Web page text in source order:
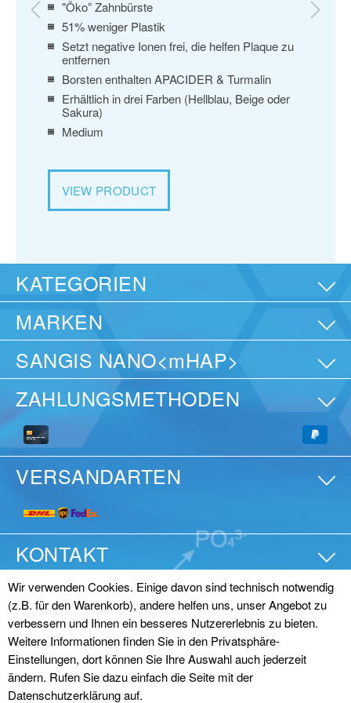
"Öko” Zahnbürste
51% weniger Plastik
Setzt negative Ionen frei, die helfen Plaque zu
entfernen
Borsten enthalten APACIDER & Turmalin
Erhältlich in drei Farben (Hellblau, Beige oder
Sakura)
Medium
VIEW PRODUCT
KATEGORIEN
MARKEN
SANGIS NANO<mHAP>
ZAHLUNGSMETHODEN
VERSANDARTEN
KONTAKT
© SANGI Europe GmbH
Impressum|Datenschutz|AGB (Online)|AGB
(Großhandel)| Vertrag widerrufen
Wir verwenden Cookies. Einige davon sind technisch notwendig
(z.B. für den Warenkorb), andere helfen uns, unser Angebot zu
verbessern und Ihnen ein besseres Nutzererlebnis zu bieten.
Weitere Informationen finden Sie in den Privatsphäre-
Einstellungen, dort können Sie Ihre Auswahl auch jederzeit
ändern. Rufen Sie dazu einfach die Seite mit der
Datenschutzerklärung auf.